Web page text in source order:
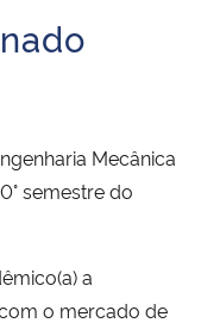
Mecânica
semestre do
a
o mercado de